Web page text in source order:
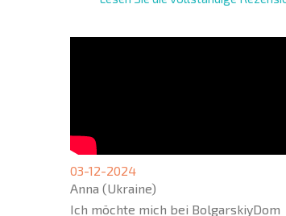
03-12-2024
Anna (Ukraine)
Ich möchte mich bei BolgarskiyDom